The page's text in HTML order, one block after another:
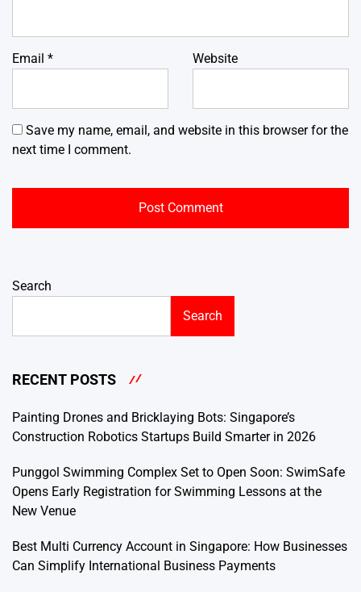
Email * Website
Save my name, email, and website in this browser for the
next time I comment.
Search
Search
RECENT POSTS
Painting Drones and Bricklaying Bots: Singapore’s
Construction Robotics Startups Build Smarter in 2026
Punggol Swimming Complex Set to Open Soon: SwimSafe
Opens Early Registration for Swimming Lessons at the
New Venue
Best Multi Currency Account in Singapore: How Businesses
Can Simplify International Business Payments